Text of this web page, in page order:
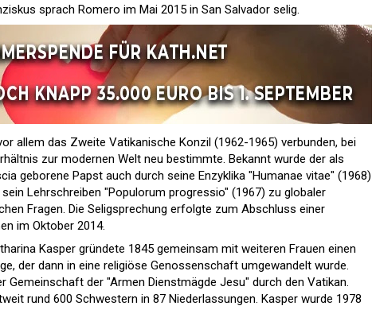
sprach Romero im Mai 2015 in San Salvador selig.
allem das Zweite Vatikanische Konzil (1962-1965) verbunden, bei
zur modernen Welt neu bestimmte. Bekannt wurde der als
geborene Papst auch durch seine Enzyklika "Humanae vitae" (1968)
Lehrschreiben "Populorum progressio" (1967) zu globaler
Fragen. Die Seligsprechung erfolgte zum Abschluss einer
im Oktober 2014.
Kasper gründete 1845 gemeinsam mit weiteren Frauen einen
der dann in eine religiöse Genossenschaft umgewandelt wurde.
Gemeinschaft der "Armen Dienstmägde Jesu" durch den Vatikan.
rund 600 Schwestern in 87 Niederlassungen. Kasper wurde 1978